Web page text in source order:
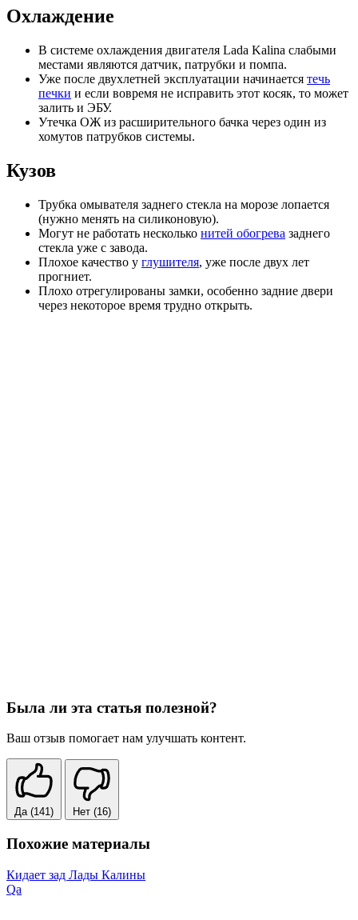
Охлаждение
В системе охлаждения двигателя Lada Kalina слабыми
местами являются датчик, патрубки и помпа.
Уже после двухлетней эксплуатации начинается течь
печки и если вовремя не исправить этот косяк, то может
залить и ЭБУ.
Утечка ОЖ из расширительного бачка через один из
хомутов патрубков системы.
Кузов
Трубка омывателя заднего стекла на морозе лопается
(нужно менять на силиконовую).
Могут не работать несколько нитей обогрева заднего
стекла уже с завода.
Плохое качество у глушителя, уже после двух лет
прогниет.
Плохо отрегулированы замки, особенно задние двери
через некоторое время трудно открыть.
Была ли эта статья полезной?
Ваш отзыв помогает нам улучшать контент.
Да (141) Нет (16)
Похожие материалы
Кидает зад Лады Калины
Qa